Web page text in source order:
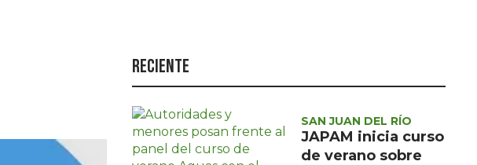
Política
Asuntos Sociales
Reciente
SAN JUAN DEL RÍO
JAPAM inicia curso
de verano sobre